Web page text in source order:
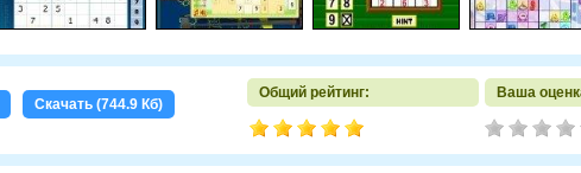
Скачать (744.9 Кб)
Общий рейтинг: Ваша